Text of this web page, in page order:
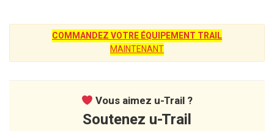
COMMANDEZ VOTRE ÉQUIPEMENT TRAIL
MAINTENANT
Vous aimez u-Trail ?
Soutenez u-Trail